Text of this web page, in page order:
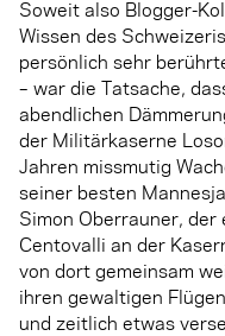
Soweit also Blogger-
Wissen des
persönlich sehr
– war die Tatsache,
abendlichen
der Militärkaserne
Jahren missmutig
seiner besten
Simon Oberrauner,
Centovalli an der
von dort gemeinsam
ihren gewaltigen
und zeitlich etwas